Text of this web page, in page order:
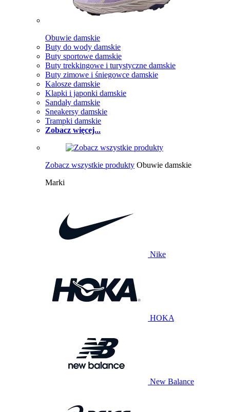
Obuwie damskie
Buty do wody damskie
Buty sportowe damskie
Buty trekkingowe i turystyczne damskie
Buty zimowe i śniegowce damskie
Kalosze damskie
Klapki i japonki damskie
Sandały damskie
Sneakersy damskie
Trampki damskie
Zobacz więcej...
Zobacz wszystkie produkty Obuwie damskie
Marki
Nike
HOKA
New Balance